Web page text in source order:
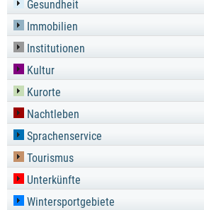
Gesundheit
Immobilien
Institutionen
Kultur
Kurorte
Nachtleben
Sprachenservice
Tourismus
Unterkünfte
Wintersportgebiete